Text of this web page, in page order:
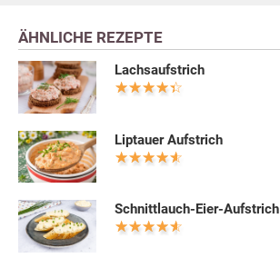
ÄHNLICHE REZEPTE
Lachsaufstrich
Liptauer Aufstrich
Schnittlauch-Eier-Aufstrich